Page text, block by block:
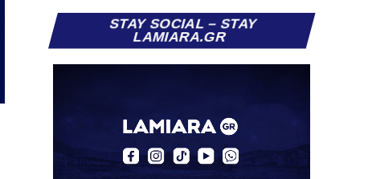
STAY SOCIAL – STAY
LAMIARA.GR